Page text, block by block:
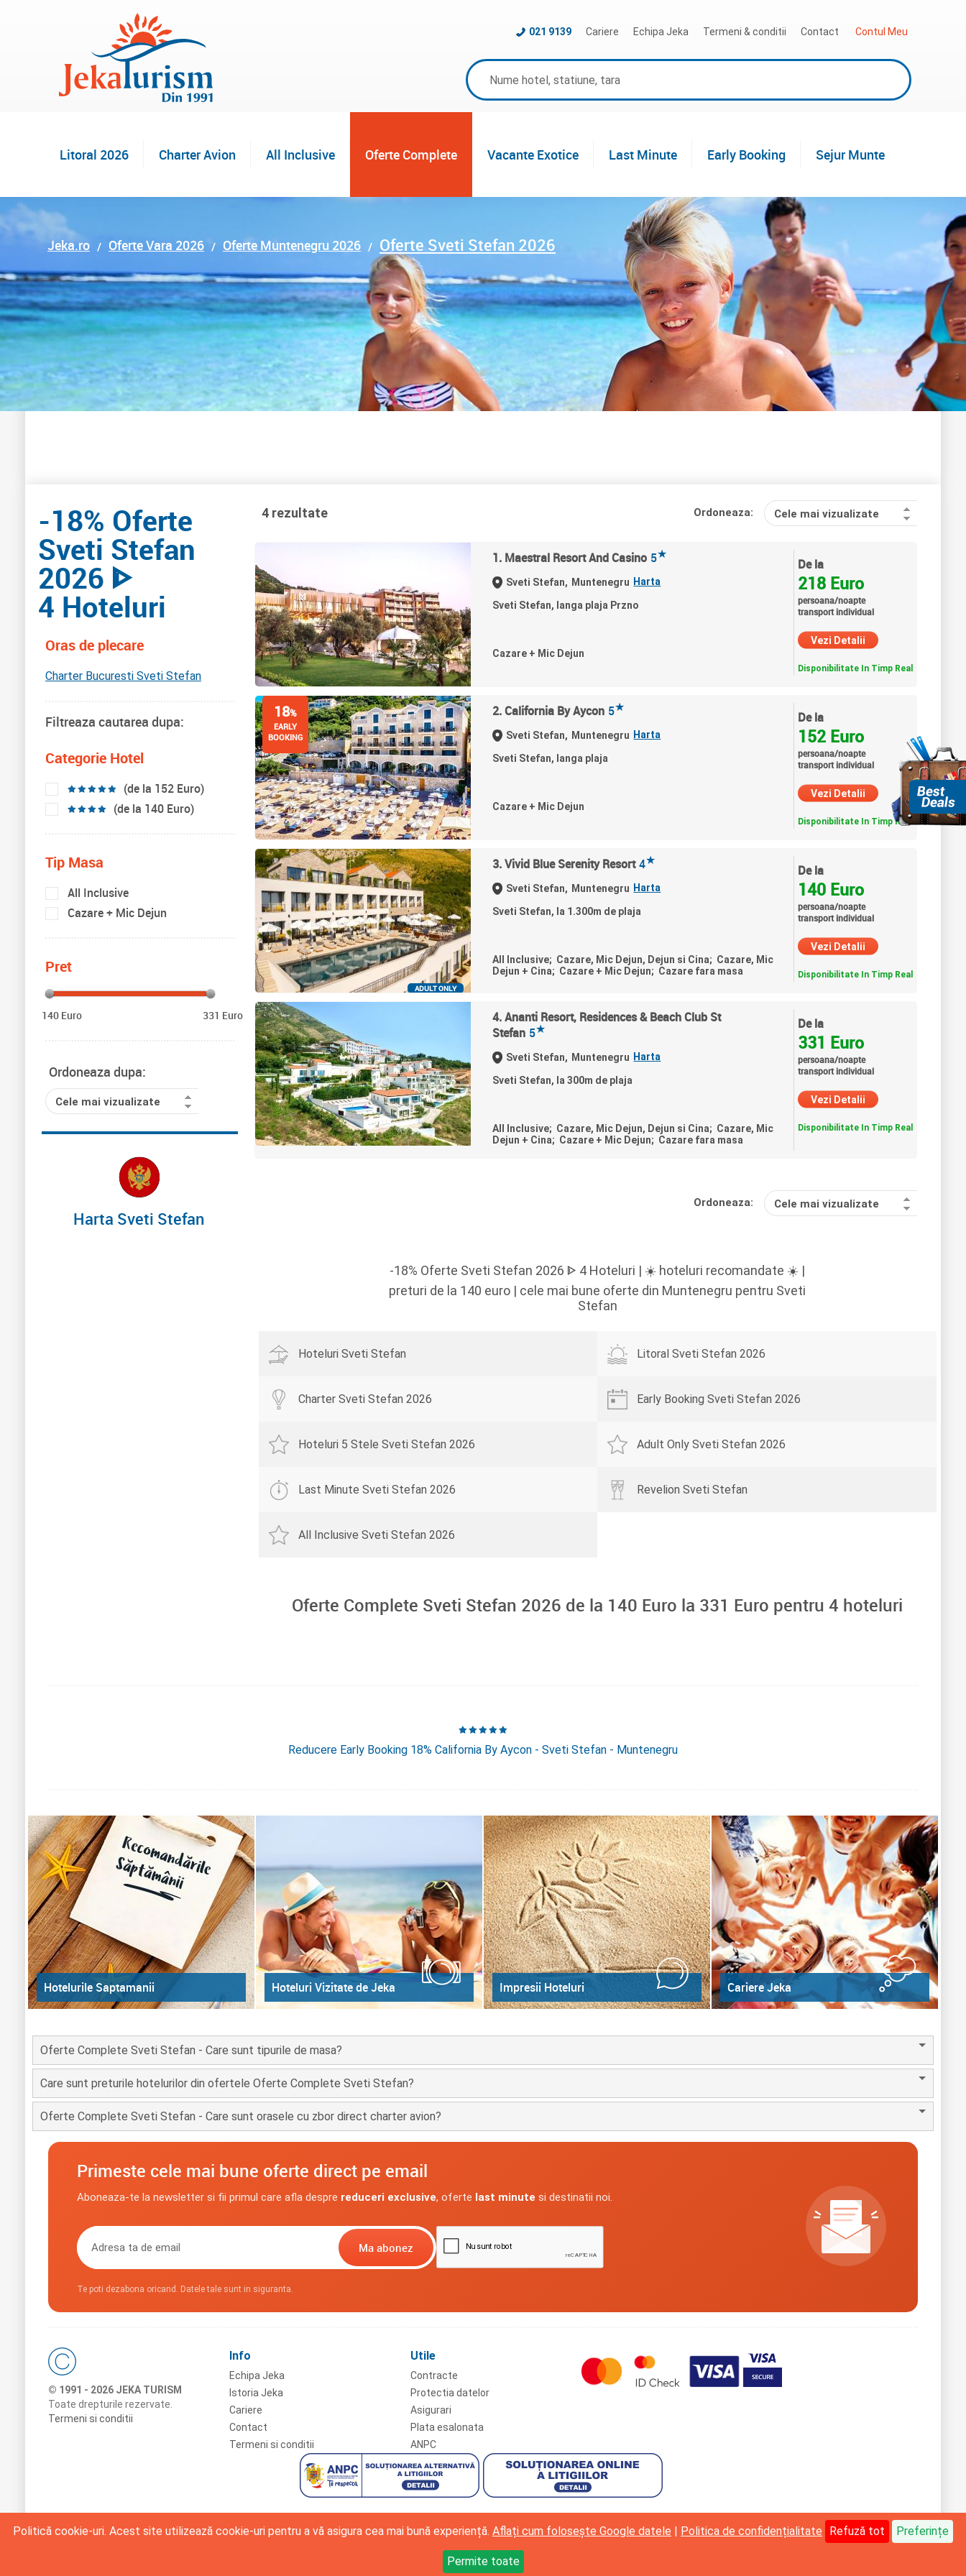
Politică cookie-uri. Acest site utilizează cookie-uri pentru a vă asigura cea mai bună experiență. Aflați cum folosește Google datele | Politica de confidențialitate Refuză tot Preferințe
Permite toate
Cariere Echipa Jeka Termeni & conditii Contact Contul Meu
021 9139
Litoral 2026 Charter Avion All Inclusive Oferte Complete Vacante Exotice Last Minute Early Booking Sejur Munte
Jeka.ro Oferte Vara 2026 Oferte Muntenegru 2026 Oferte Sveti Stefan 2026
4 rezultate Ordoneaza: Cele mai vizualizate
De la
218 Euro
persoana/noapte
transport individual
Vezi Detalii
Disponibilitate In Timp Real
1. Maestral Resort And Casino 5★
Sveti Stefan, Muntenegru Harta
Sveti Stefan, langa plaja Przno
Cazare + Mic Dejun
18%
EARLY
BOOKING
De la
152 Euro
persoana/noapte
transport individual
Vezi Detalii
Disponibilitate In Timp Real
2. California By Aycon 5★
Sveti Stefan, Muntenegru Harta
Sveti Stefan, langa plaja
Cazare + Mic Dejun
ADULT ONLY
De la
140 Euro
persoana/noapte
transport individual
Vezi Detalii
Disponibilitate In Timp Real
3. Vivid Blue Serenity Resort 4★
Sveti Stefan, Muntenegru Harta
Sveti Stefan, la 1.300m de plaja
All Inclusive; Cazare, Mic Dejun, Dejun si Cina; Cazare, Mic
Dejun + Cina; Cazare + Mic Dejun; Cazare fara masa
De la
331 Euro
persoana/noapte
transport individual
Vezi Detalii
Disponibilitate In Timp Real
4. Ananti Resort, Residences & Beach Club St
Stefan 5★
Sveti Stefan, Muntenegru Harta
Sveti Stefan, la 300m de plaja
All Inclusive; Cazare, Mic Dejun, Dejun si Cina; Cazare, Mic
Dejun + Cina; Cazare + Mic Dejun; Cazare fara masa
Ordoneaza: Cele mai vizualizate
-18% Oferte
Sveti Stefan
2026 ᐈ
4 Hoteluri
Oras de plecare
Charter Bucuresti Sveti Stefan
Filtreaza cautarea dupa:
Categorie Hotel
(de la 152 Euro)
(de la 140 Euro)
Tip Masa
All Inclusive
Cazare + Mic Dejun
Pret
140 Euro 331 Euro
Ordoneaza dupa:
Cele mai vizualizate
Harta Sveti Stefan
-18% Oferte Sveti Stefan 2026 ᐈ 4 Hoteluri | ☀️ hoteluri recomandate ☀️ |
preturi de la 140 euro | cele mai bune oferte din Muntenegru pentru Sveti
Stefan
Hoteluri Sveti Stefan Litoral Sveti Stefan 2026
Charter Sveti Stefan 2026 Early Booking Sveti Stefan 2026
Hoteluri 5 Stele Sveti Stefan 2026 Adult Only Sveti Stefan 2026
Last Minute Sveti Stefan 2026 Revelion Sveti Stefan
All Inclusive Sveti Stefan 2026
Oferte Complete Sveti Stefan 2026 de la 140 Euro la 331 Euro pentru4 hoteluri
Reducere Early Booking 18% California By Aycon - Sveti Stefan - Muntenegru
Hotelurile Saptamanii Hoteluri Vizitate de Jeka Impresii Hoteluri Cariere Jeka
Oferte Complete Sveti Stefan - Care sunt tipurile de masa?
Care sunt preturile hotelurilor din ofertele Oferte Complete Sveti Stefan?
Oferte Complete Sveti Stefan - Care sunt orasele cu zbor direct charter avion?
Primeste cele mai bune oferte direct pe email
Aboneaza-te la newsletter si fii primul care afla despre reduceri exclusive, oferte last minute si destinatii noi.
Te poti dezabona oricand. Datele tale sunt in siguranta.
© 1991 - 2026 JEKA TURISM
Toate drepturile rezervate.
Termeni si conditii
Info
Echipa Jeka
Istoria Jeka
Cariere
Contact
Termeni si conditii
Utile
Contracte
Protectia datelor
Asigurari
Plata esalonata
ANPC